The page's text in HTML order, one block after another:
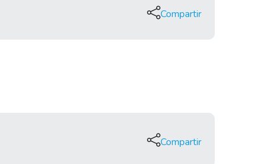
Compartir
Compartir